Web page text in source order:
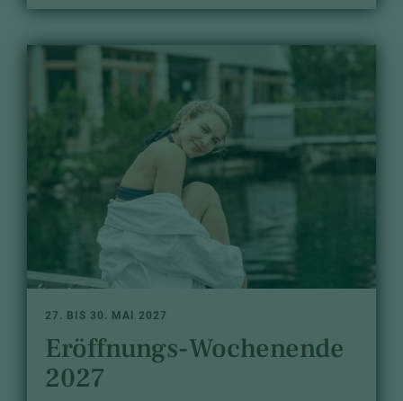
27. BIS 30. MAI 2027
Eröffnungs-Wochenende
2027